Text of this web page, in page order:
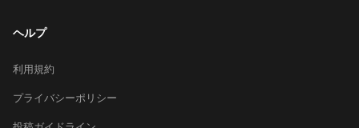
ヘルプ
利用規約
プライバシーポリシー